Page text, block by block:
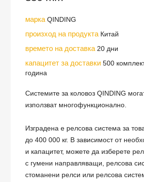
маркаQINDING
произход на продукта Китай
времето на доставка 20 дни
капацитет за доставки500
година
Системите за коловоз QINDING
използват многофункционално.
Изградена е релсова система за
до 400 000 кг. В зависимост от
и капацитет, можете да изберете
с гумени направляващи, релсова
стоманени релси или релсова